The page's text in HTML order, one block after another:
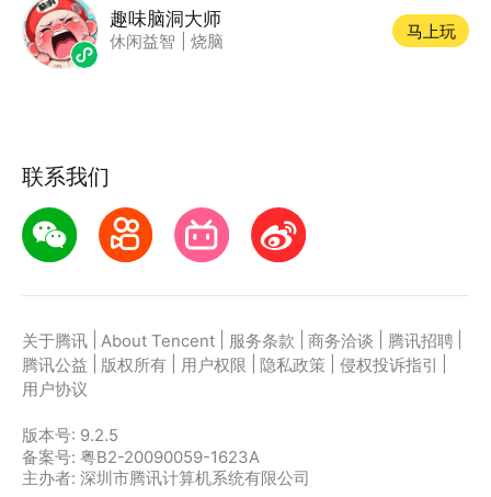
趣味脑洞大师
休闲益智 烧脑
马上玩
联系我们
关于腾讯 About Tencent 服务条款 商务洽谈 腾讯招聘
腾讯公益
版权所有 用户权限 隐私政策 侵权投诉指引
用户协议
版本号: 9.2.5
备案号: 粤B2-20090059-1623A
主办者: 深圳市腾讯计算机系统有限公司